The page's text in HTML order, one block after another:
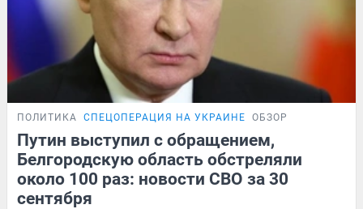
ПОЛИТИКА СПЕЦОПЕРАЦИЯ НА УКРАИНЕ ОБЗОР
Путин выступил с обращением,
Белгородскую область обстреляли
около 100 раз: новости СВО за 30
сентября